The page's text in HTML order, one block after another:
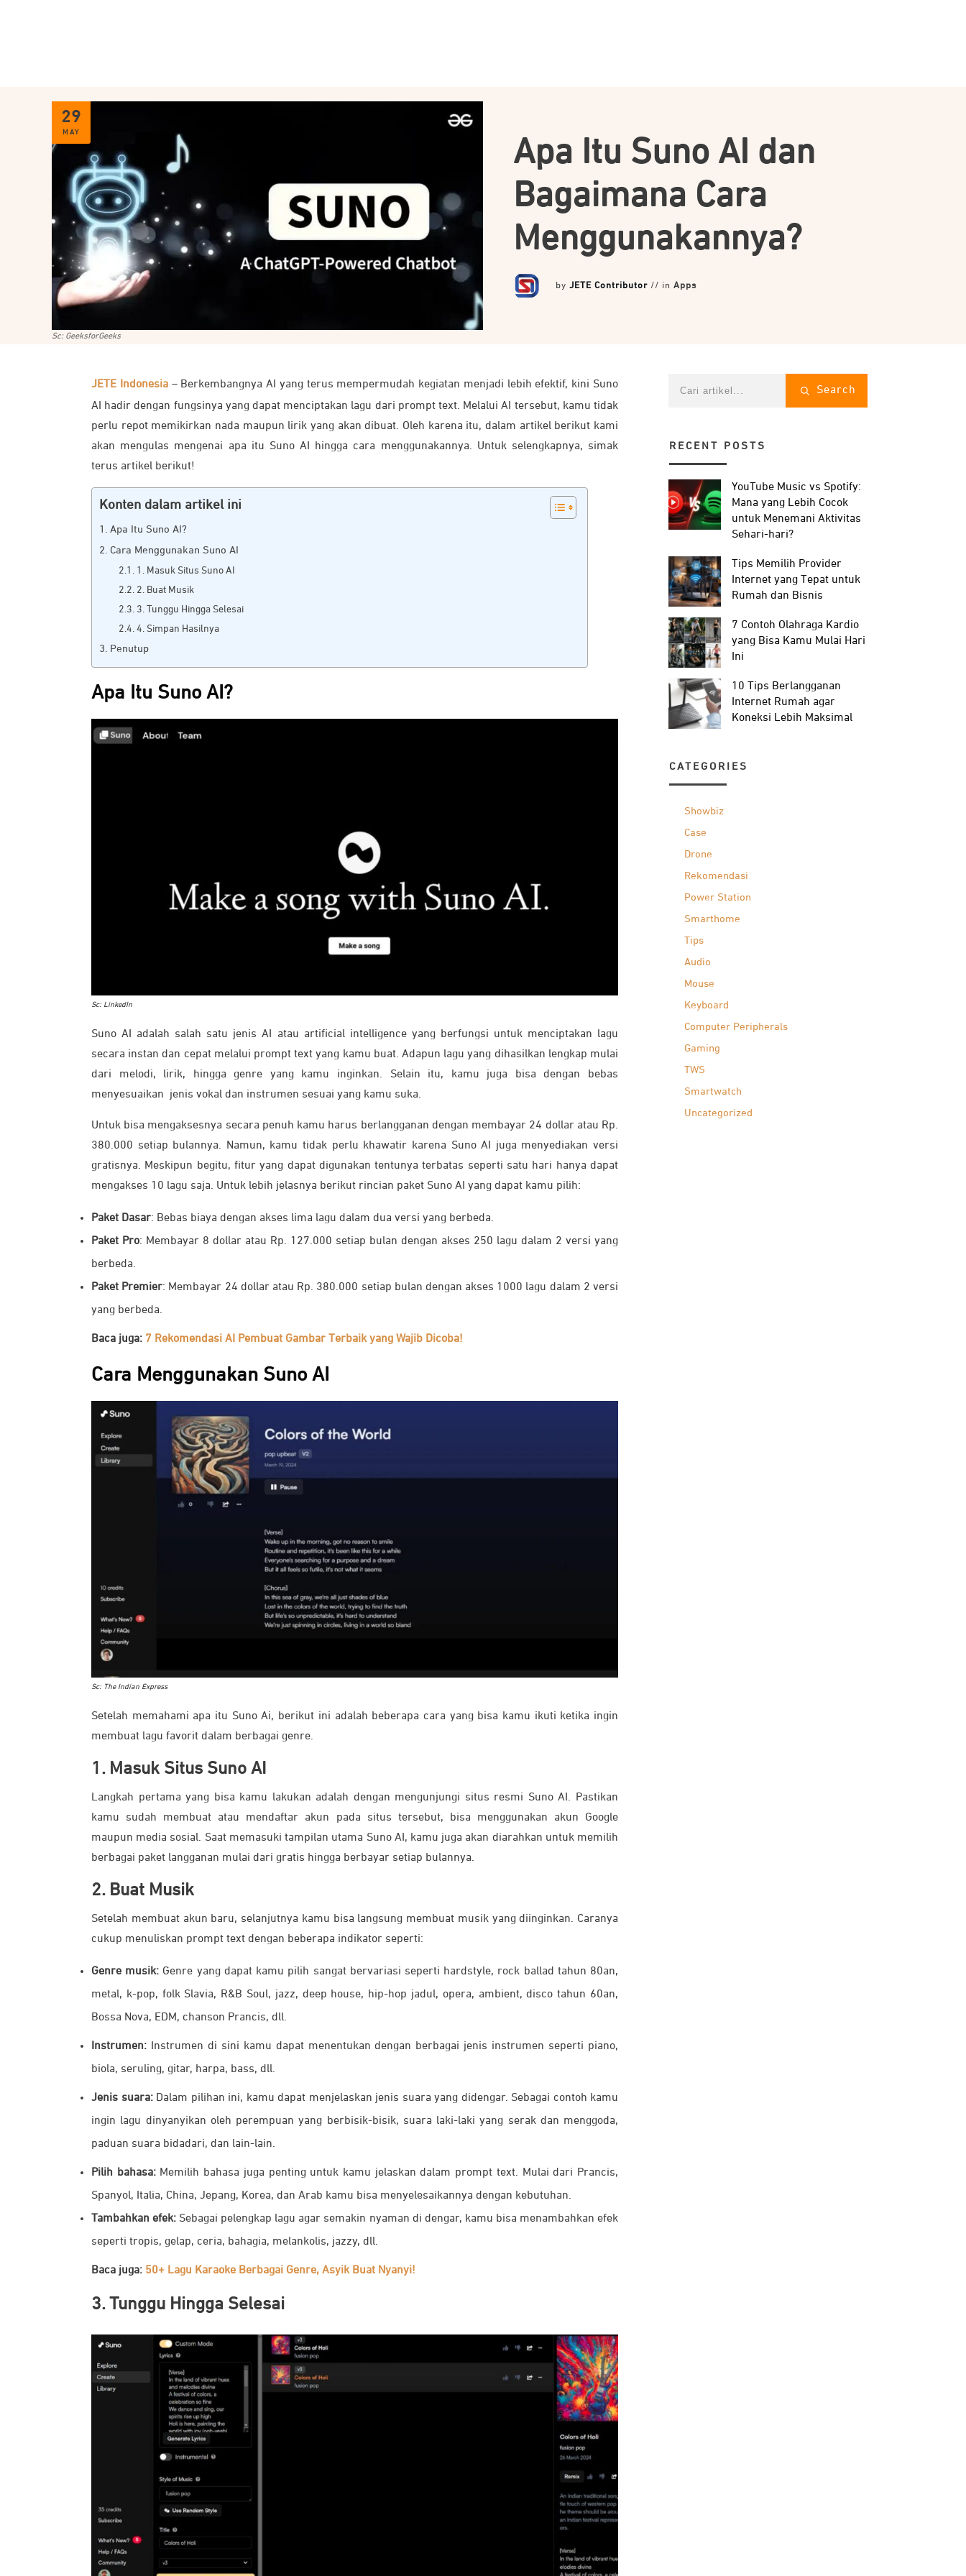
29
MAY
Sc: GeeksforGeeks
Apa Itu Suno AI dan
Bagaimana Cara
Menggunakannya?
byJETE Contributor // inApps
JETE Indonesia – Berkembangnya AI yang terus mempermudah kegiatan menjadi lebih efektif, kini Suno
AI hadir dengan fungsinya yang dapat menciptakan lagu dari prompt text. Melalui AI tersebut, kamu tidak
perlu repot memikirkan nada maupun lirik yang akan dibuat. Oleh karena itu, dalam artikel berikut kami
akan mengulas mengenai apa itu Suno AI hingga cara menggunakannya. Untuk selengkapnya, simak
terus artikel berikut!
Konten dalam artikel ini
Apa Itu Suno AI?
Cara Menggunakan Suno AI
1. Masuk Situs Suno AI
2. Buat Musik
3. Tunggu Hingga Selesai
4. Simpan Hasilnya
Penutup
Apa Itu Suno AI?
Sc: LinkedIn
Suno AI adalah salah satu jenis AI atau artificial intelligence yang berfungsi untuk menciptakan lagu
secara instan dan cepat melalui prompt text yang kamu buat. Adapun lagu yang dihasilkan lengkap mulai
dari melodi, lirik, hingga genre yang kamu inginkan. Selain itu, kamu juga bisa dengan bebas
menyesuaikan jenis vokal dan instrumen sesuai yang kamu suka.
Untuk bisa mengaksesnya secara penuh kamu harus berlangganan dengan membayar 24 dollar atau Rp.
380.000 setiap bulannya. Namun, kamu tidak perlu khawatir karena Suno AI juga menyediakan versi
gratisnya. Meskipun begitu, fitur yang dapat digunakan tentunya terbatas seperti satu hari hanya dapat
mengakses 10 lagu saja. Untuk lebih jelasnya berikut rincian paket Suno AI yang dapat kamu pilih:
Paket Dasar: Bebas biaya dengan akses lima lagu dalam dua versi yang berbeda.
Paket Pro: Membayar 8 dollar atau Rp. 127.000 setiap bulan dengan akses 250 lagu dalam 2 versi yang
berbeda.
Paket Premier: Membayar 24 dollar atau Rp. 380.000 setiap bulan dengan akses 1000 lagu dalam 2 versi
yang berbeda.
Baca juga: 7 Rekomendasi AI Pembuat Gambar Terbaik yang Wajib Dicoba!
Cara Menggunakan Suno AI
Sc: The Indian Express
Setelah memahami apa itu Suno Ai, berikut ini adalah beberapa cara yang bisa kamu ikuti ketika ingin
membuat lagu favorit dalam berbagai genre.
1. Masuk Situs Suno AI
Langkah pertama yang bisa kamu lakukan adalah dengan mengunjungi situs resmi Suno AI. Pastikan
kamu sudah membuat atau mendaftar akun pada situs tersebut, bisa menggunakan akun Google
maupun media sosial. Saat memasuki tampilan utama Suno AI, kamu juga akan diarahkan untuk memilih
berbagai paket langganan mulai dari gratis hingga berbayar setiap bulannya.
2. Buat Musik
Setelah membuat akun baru, selanjutnya kamu bisa langsung membuat musik yang diinginkan. Caranya
cukup menuliskan prompt text dengan beberapa indikator seperti:
Genre musik: Genre yang dapat kamu pilih sangat bervariasi seperti hardstyle, rock ballad tahun 80an,
metal, k-pop, folk Slavia, R&B Soul, jazz, deep house, hip-hop jadul, opera, ambient, disco tahun 60an,
Bossa Nova, EDM, chanson Prancis, dll.
Instrumen: Instrumen di sini kamu dapat menentukan dengan berbagai jenis instrumen seperti piano,
biola, seruling, gitar, harpa, bass, dll.
Jenis suara: Dalam pilihan ini, kamu dapat menjelaskan jenis suara yang didengar. Sebagai contoh kamu
ingin lagu dinyanyikan oleh perempuan yang berbisik-bisik, suara laki-laki yang serak dan menggoda,
paduan suara bidadari, dan lain-lain.
Pilih bahasa: Memilih bahasa juga penting untuk kamu jelaskan dalam prompt text. Mulai dari Prancis,
Spanyol, Italia, China, Jepang, Korea, dan Arab kamu bisa menyelesaikannya dengan kebutuhan.
Tambahkan efek: Sebagai pelengkap lagu agar semakin nyaman di dengar, kamu bisa menambahkan efek
seperti tropis, gelap, ceria, bahagia, melankolis, jazzy, dll.
Baca juga: 50+ Lagu Karaoke Berbagai Genre, Asyik Buat Nyanyi!
3. Tunggu Hingga Selesai
Search
RECENT POSTS
YouTube Music vs Spotify:
Mana yang Lebih Cocok
untuk Menemani Aktivitas
Sehari-hari?
Tips Memilih Provider
Internet yang Tepat untuk
Rumah dan Bisnis
7 Contoh Olahraga Kardio
yang Bisa Kamu Mulai Hari
Ini
10 Tips Berlangganan
Internet Rumah agar
Koneksi Lebih Maksimal
CATEGORIES
Showbiz
Case
Drone
Rekomendasi
Power Station
Smarthome
Tips
Audio
Mouse
Keyboard
Computer Peripherals
Gaming
TWS
Smartwatch
Uncategorized